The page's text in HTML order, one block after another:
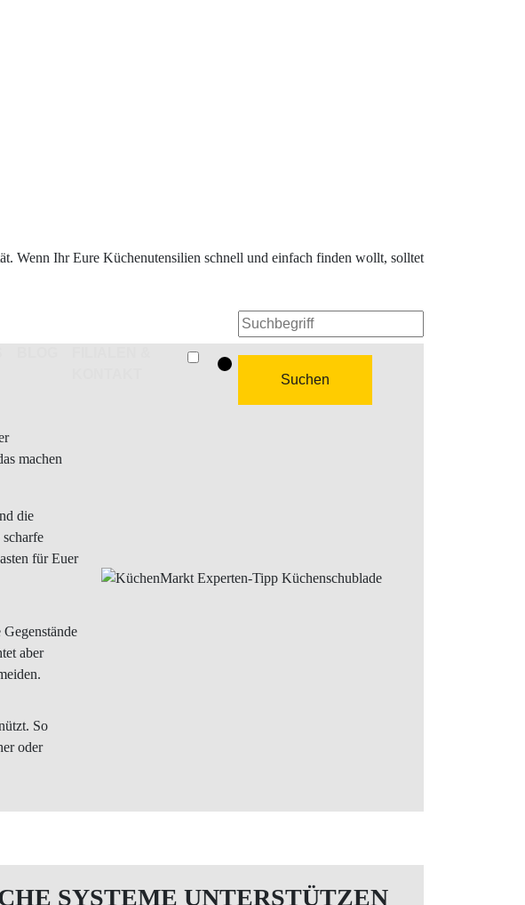
Suchen
Wenn Ihr Eure Küchenutensilien schnell und einfach finden wollt, solltet
machen
die
für Euer
aber
So
oder
SYSTEME UNTERSTÜTZEN